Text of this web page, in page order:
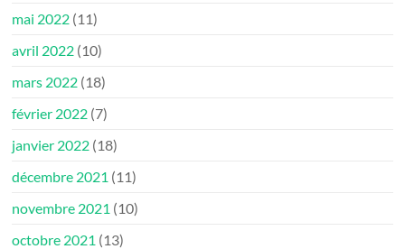
mai 2022 (11)
avril 2022 (10)
mars 2022 (18)
février 2022 (7)
janvier 2022 (18)
décembre 2021 (11)
novembre 2021 (10)
octobre 2021 (13)